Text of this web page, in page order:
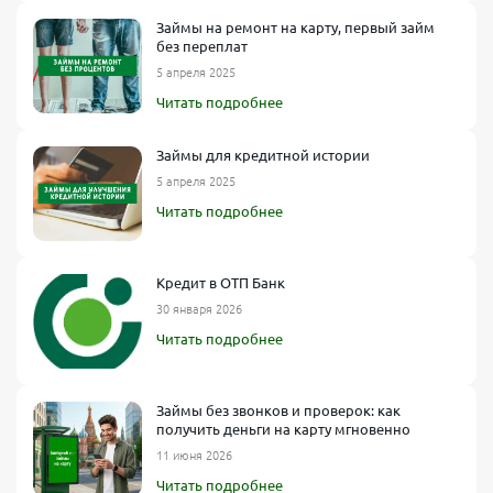
Займы на ремонт на карту, первый займ
без переплат
5 апреля 2025
Читать подробнее
Займы для кредитной истории
5 апреля 2025
Читать подробнее
Кредит в ОТП Банк
30 января 2026
Читать подробнее
Займы без звонков и проверок: как
получить деньги на карту мгновенно
11 июня 2026
Читать подробнее